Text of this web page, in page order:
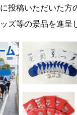
投稿いただいた方
ズ等の景品を進呈